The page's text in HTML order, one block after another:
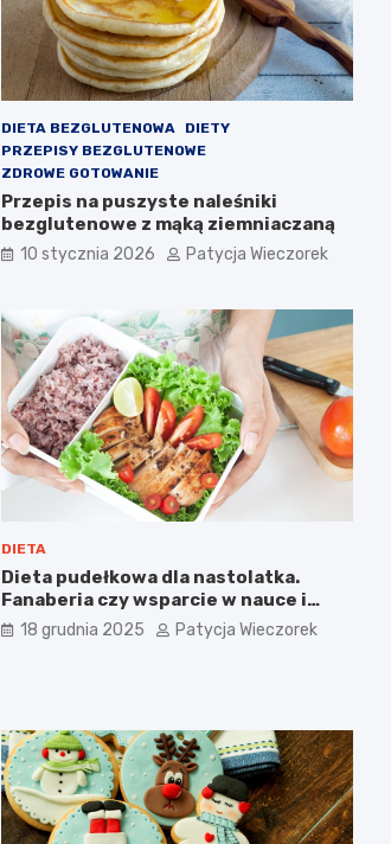
DIETA BEZGLUTENOWA
DIETY
PRZEPISY BEZGLUTENOWE
ZDROWE GOTOWANIE
Przepis na puszyste naleśniki
bezglutenowe z mąką ziemniaczaną
10 stycznia 2026 Patycja Wieczorek
DIETA
Dieta pudełkowa dla nastolatka.
Fanaberia czy wsparcie w nauce i
rozwoju?
18 grudnia 2025 Patycja Wieczorek